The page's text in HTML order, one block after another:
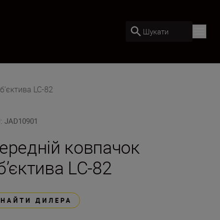
Шукати
LC-82
:JAD10901
ковпачок
LC-82
ДИЛЕРА